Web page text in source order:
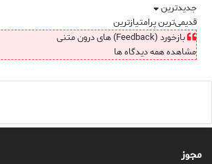
جدیدترین
قدیمی‌ترینپرامتیازترین
بازخورد (Feedback) های درون متنی
مشاهده همه دیدگاه ها
مجوز